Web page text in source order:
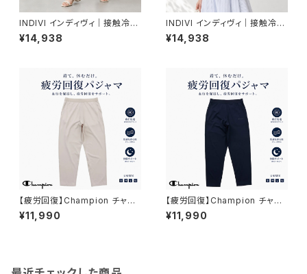
INDIVI インディヴィ｜接触冷感
シアーシャンブレータックフレア
スカート｜レディース 177-854
¥14,938
INDIVI インディヴィ｜接触冷感
ピンタックデザインブラウス｜レ
ディース 177-85403 ホワイト
¥14,938
【疲労回復】Champion チャン
ピオン｜リカバリーウェア ロン
グパンツ｜ユニセックス 血行促
¥11,990
【疲労回復】Champion チャン
ピオン｜リカバリーウェア ロン
グパンツ｜ユニセックス 血行促
¥11,990